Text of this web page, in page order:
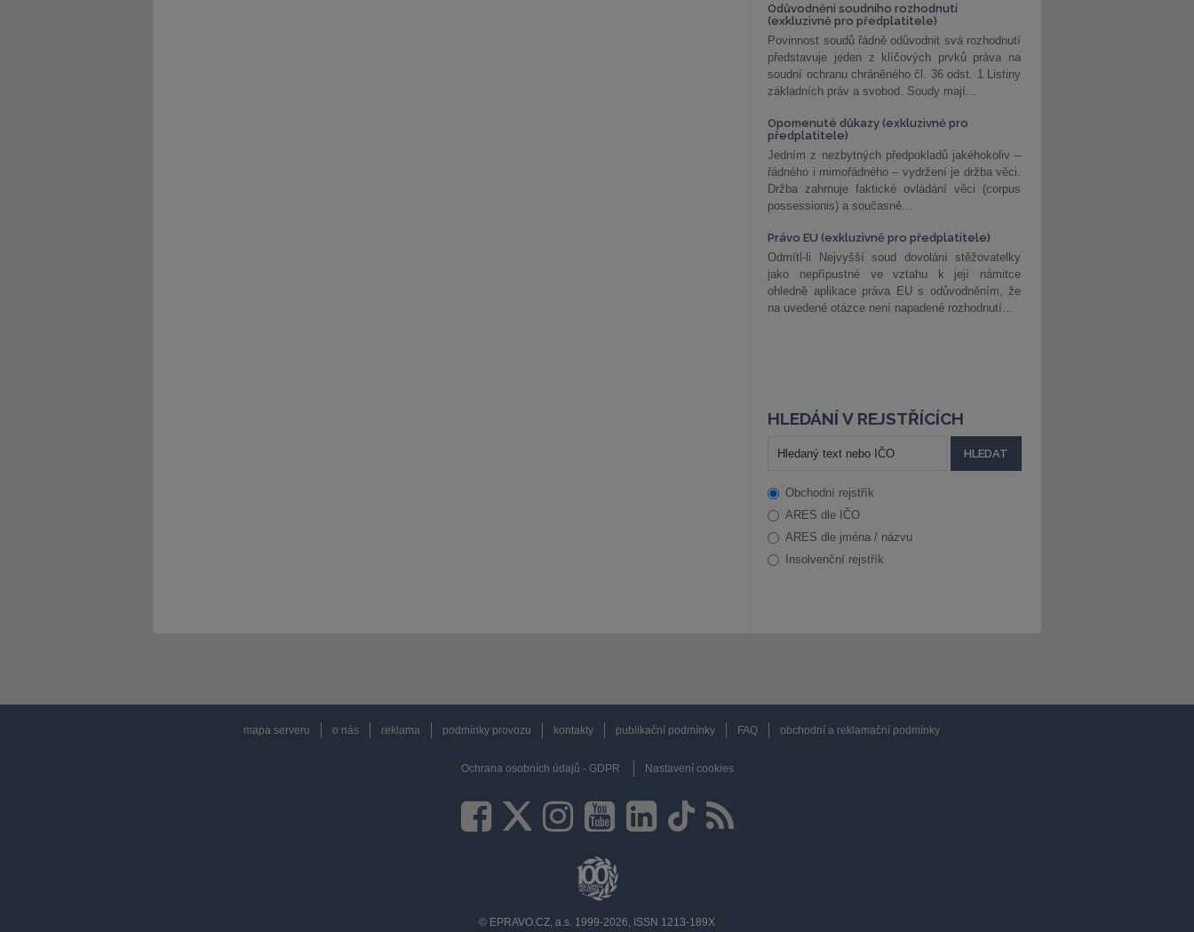
Odůvodnění soudního rozhodnutí
(exkluzivně pro předplatitele)
Povinnost soudů řádně odůvodnit svá rozhodnutí
představuje jeden z klíčových prvků práva na
soudní ochranu chráněného čl. 36 odst. 1 Listiny
základních práv a svobod. Soudy mají...
Opomenuté důkazy (exkluzivně pro
předplatitele)
Jedním z nezbytných předpokladů jakéhokoliv –
řádného i mimořádného – vydržení je držba věci.
Držba zahrnuje faktické ovládání věci (corpus
possessionis) a současně...
Právo EU (exkluzivně pro předplatitele)
Odmítl-li Nejvyšší soud dovolání stěžovatelky
jako nepřípustné ve vztahu k její námitce
ohledně aplikace práva EU s odůvodněním, že
na uvedené otázce není napadené rozhodnutí...
HLEDÁNÍ V REJSTŘÍCÍCH
Obchodní rejstřík
ARES dle IČO
ARES dle jména / názvu
Insolvenční rejstřík
mapa serveru o nás reklama podmínky provozu kontakty publikační podmínky FAQ obchodní a reklamační podmínky
Ochrana osobních údajů - GDPR Nastavení cookies
© EPRAVO.CZ, a.s. 1999-2026, ISSN 1213-189X